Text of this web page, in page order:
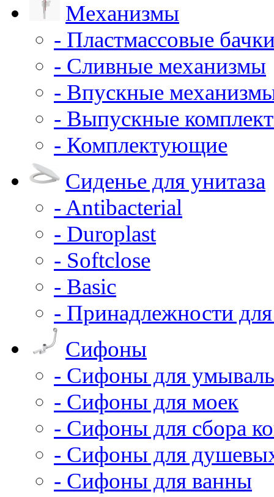
Механизмы
- Пластмассовые
- Сливные механизмы
- Впускные
- Выпускные
- Комплектующие
Сиденье для унитаза
- Antibacterial
- Duroplast
- Softclose
- Basic
- Принадлежности
Сифоны
- Сифоны для
- Сифоны для моек
- Сифоны для сбора
- Сифоны для
- Сифоны для ванны